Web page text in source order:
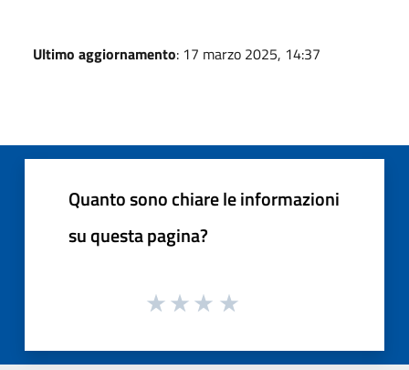
Ultimo aggiornamento: 17 marzo 2025, 14:37
Quanto sono chiare le informazioni
su questa pagina?